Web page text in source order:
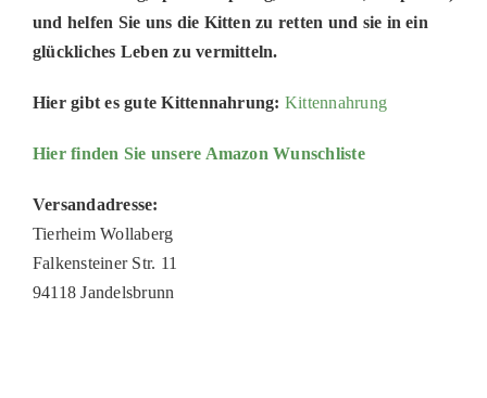
und helfen Sie uns die Kitten zu retten und sie in ein
glückliches Leben zu vermitteln.
Hier gibt es gute Kittennahrung: Kittennahrung
Hier finden Sie unsere Amazon Wunschliste
Versandadresse:
Tierheim Wollaberg
Falkensteiner Str. 11
94118Jandelsbrunn